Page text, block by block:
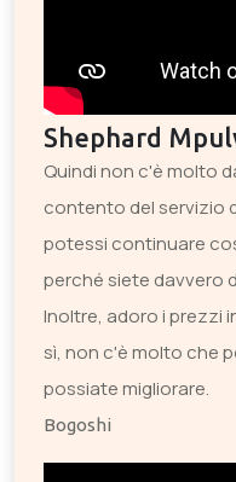
Shephard
Quindi non c'è molto
contento del servizio
potessi continuare
perché siete davvero
Inoltre, adoro i prezzi
sì, non c'è molto che
possiate migliorare.
Bogoshi